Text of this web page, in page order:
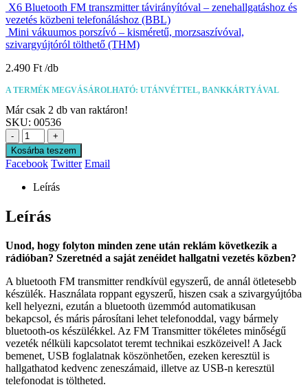
X6 Bluetooth FM transzmitter távirányítóval – zenehallgatáshoz és
vezetés közbeni telefonáláshoz (BBL)
Mini vákuumos porszívó – kisméretű, morzsaszívóval,
szivargyújtóról tölthető (THM)
2.490 Ft
A TERMÉK MEGVÁSÁROLHATÓ: UTÁNVÉTTEL, BANKKÁRTYÁVAL
Már csak 2 db van raktáron!
SKU: 00536
-
+
Kosárba teszem
Facebook Twitter Email
Leírás
Leírás
Unod, hogy folyton minden zene után reklám következik a
rádióban? Szeretnéd a saját zenéidet hallgatni vezetés közben?
A bluetooth FM transmitter rendkívül egyszerű, de annál ötletesebb
készülék. Használata roppant egyszerű, hiszen csak a szivargyújtóba
kell helyezni, ezután a bluetooth üzemmód automatikusan
bekapcsol, és máris párosítani lehet telefonoddal, vagy bármely
bluetooth-os készülékkel. Az FM Transmitter tökéletes minőségű
vezeték nélküli kapcsolatot teremt technikai eszközeivel! A Jack
bemenet, USB foglalatnak köszönhetően, ezeken keresztül is
hallgathatod kedvenc zeneszámaid, illetve az USB-n keresztül
telefonodat is töltheted.